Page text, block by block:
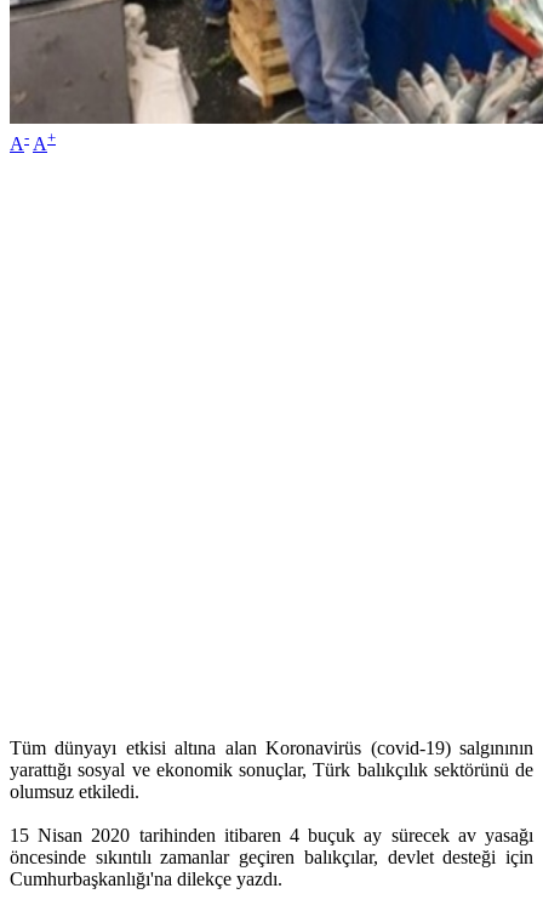
A- A+
Tüm dünyayı etkisi altına alan Koronavirüs (covid-19) salgınının
yarattığı sosyal ve ekonomik sonuçlar, Türk balıkçılık sektörünü de
olumsuz etkiledi.
15 Nisan 2020 tarihinden itibaren 4 buçuk ay sürecek av yasağı
öncesinde sıkıntılı zamanlar geçiren balıkçılar, devlet desteği için
Cumhurbaşkanlığı'na dilekçe yazdı.